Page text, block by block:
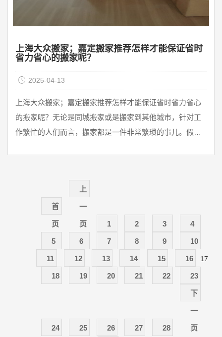
上海大众搬家；嘉定搬家推荐怎样才能保证省时
省力省心的搬家呢？
2025-04-13
上海大众搬家；嘉定搬家推荐怎样才能保证省时省力省心
的搬家呢？无论是同城搬家或是搬家到其他城市，针对工
作繁忙的人们而言，搬家都是一件非常繁琐的事儿。假如
识做好准备工作①搬家需要提早一周或者更长时间把日常
生活用品及其零碎物件打包好，放进统一的塑料收纳箱或
者纸箱内，使用搬家打包编织袋也是可以的。②微波炉、
电饭锅等 ...
首
页
上
一
页 1 2 3 4
5 6 7 8 9 10
11 12 13 14 15 16 17
18 19 20 21 22 23
24 25 26 27 28
下
一
页